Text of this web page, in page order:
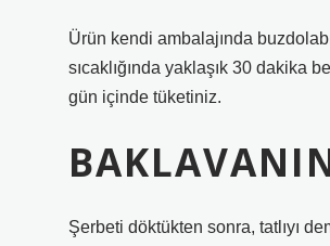
Ürün kendi ambalajında
sıcaklığında yaklaşık 30 dakika
gün içinde tüketiniz.
Şerbeti döktükten sonra, tatlıyı